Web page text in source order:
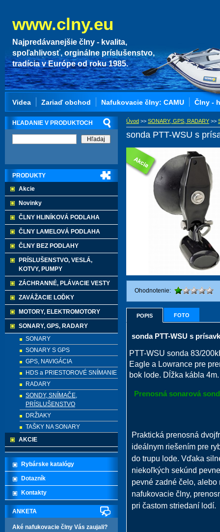
www.clny.eu
Najpredávanejšie člny - kvalita,
spoľahlivosť, orginálne príslušenstvo,
tradícia v Európe od roku 1985.
Úvod >> SONARY, GPS, RADARY >>
sonda PTT-WSU s
Ohodnotenie:
POPIS FOTO
sonda PTT-WSU s
PTT-WSU sonda 83/
Eagle a Lowrance pre
bok lode. Dĺžka kábla 4m.
Prenosná sonarová
Praktická prenosná
ideálnym riešením pre
do trupu lode. Vďaka
niekoľkých sekúnd
pevné zadné čelo,
nafukovacie člny,
pri častom striedaní lodí.
HĽADANIE V PRODUKTOCH
PRODUKTY
Akcie
Novinky
ČLNY HLINÍKOVÁ PODLAHA
ČLNY LAMELOVÁ PODLAHA
ČLNY BEZ PODLAHY
PRÍSLUŠENSTVO, VESLÁ,
KOTVY, PUMPY
ZÁCHRANNÉ, PLÁVACIE VESTY
ZAVÁŽACIE LOĎKY
MOTORY, ELEKTROMOTORY
SONARY, GPS, RADARY
SONARY
SONARY S GPS
GPS, NAVIGÁCIA
HDS a PRIESTOROVÉ SNÍMANIE
RADARY
SONDY, SNÍMAČE,
PRÍSLUŠENSTVO
DRŽIAKY
TAŠKY NA SONARY
AKCIE
Rybárske katalógy
Dotazník
Kontakty
ANKETA
Aké nafukovacie člny Vás zaujali?
Videa Zariaď obchod Nafukovacie člny: CAMU Člny -